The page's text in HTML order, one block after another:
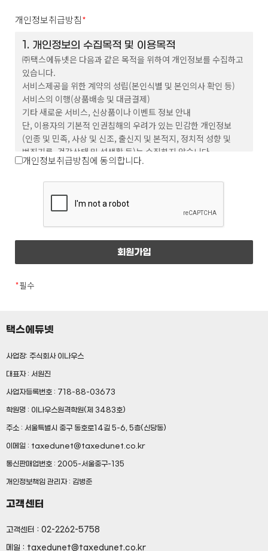
제 2조 (용어의 정의)
이 약관에서 사용하는 용어의 정의는 다음과
같습니다.
① 회원 : 회사와 서비스 이용에 관한 계약을 체결하고
회원 아이디를 부여받은 자
② 아이디(ID) : 서비스 이용시 회원임을 나타내며
영문 또는 숫자, 영문 숫자의 조합으로 이루어져
있으며 이용자가 회원 가입 시 중복이 되지 않는 한도
본인의 ‘ID’인지 확인하며 회원의 보호를 위해 회원이
‘ID’와 함께 선정한 영문 또는 숫자, 영문 숫자의
조합이다.
④ 운영자 : 서비스의 전반적인 관리와 원활한 운영을
2. 제1항의 용어를 제외한 용어의 정의는 거래 관행 및
제 3조 (약관 효력 및 변경)
이 약관의 내용은 회원이 정해진 등록절차를 거쳐
등록을 완료하면 이 약관에 동의한 것으로
간주합니다.
2. 회사는 이 약관을 변경할 수 있으며 변경된 약관은
서비스(www.taxedunet.co.kr) 화면에 게시하거나
제 4조 (약관의 수정)
개인정보취급방침*
1. 개인정보의 수집목적 및 이용목적
㈜택스에듀넷은 다음과 같은 목적을 위하여 개인정보를 수집하고
있습니다.
서비스제공을 위한 계약의 성립(본인식별 및 본인의사 확인 등)
서비스의 이행(상품배송 및 대금결제)
기타 새로운 서비스, 신상품이나 이벤트 정보 안내
단, 이용자의 기본적 인권침해의 우려가 있는 민감한 개인정보
(인종 및 민족, 사상 및 신조, 출신지 및 본적지, 정치적 성향 및
범죄기록, 건강상태 및 성생활 등)는 수집하지 않습니다.
2. 수집하는 개인정보의 항목
귀하의 개인정보는 다음과 같이 개인정보의 수집목적 또는
때
만료된 때
– 배송정보의 경우, 물품 또는 서비스가 인도되거나 제공된 때
(단, 상법 등 법령의 규정에 의하여 보존할 필요성이 있는 경우에는
예외로 합니다.)
위 보유기간에도 불구하고 계속 보유하여야 할 필요가 있을
* 계약기간이 끝나고 이용요금의 정산 등으로 일정기간
개인정보를 계속 보유하고자 할 경우에는 미리 보유기간 및
이용기간을 명시하여야 합니다.
㈜택스에듀넷은 귀하의 개인정보를 <개인정보의 수집목적 및
이용목적>에서 고지한 범위 내에서 사용하며, 동 범위를 초과하여
개인정보취급방침에 동의합니다.
*필수
택스에듀넷
사업장: 주식회사 이나우스
대표자 : 서원진
사업자등록번호 : 718-88-03673
학원명 : 이나우스원격학원(제 3483호)
주소 : 서울특별시 중구 동호로14길 5-6, 5층(신당동)
이메일 : taxedunet@taxedunet.co.kr
통신판매업번호 : 2005-서울중구-135
개인정보책임 관리자 : 김병준
고객센터
고객센터 : 02-2262-5758
메일 : taxedunet@taxedunet.co.kr